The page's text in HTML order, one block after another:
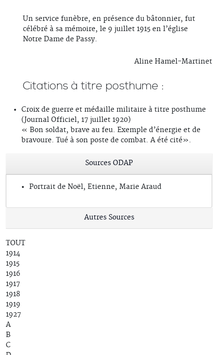
Un service funèbre, en présence du bâtonnier, fut
célébré à sa mémoire, le 9 juillet 1915 en l’église
Notre Dame de Passy.
Aline Hamel-Martinet
Citations à titre posthume :
Croix de guerre et médaille militaire à titre posthume
(Journal Officiel, 17 juillet 1920)
« Bon soldat, brave au feu. Exemple d’énergie et de
bravoure. Tué à son poste de combat. A été cité».
Sources ODAP
Portrait de Noël, Etienne, Marie Araud
Autres Sources
TOUT
1914
1915
1916
1917
1918
1919
1927
A
B
C